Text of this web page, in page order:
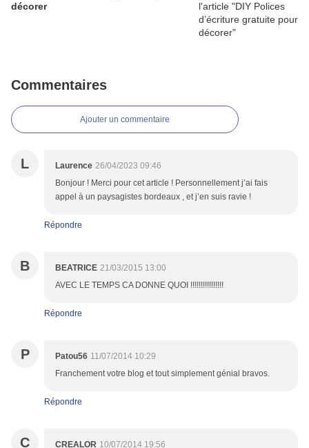
décorer
Commentaires
Ajouter un commentaire
L Laurence 26/04/2023 09:46
Bonjour ! Merci pour cet article ! Personnellement j’ai fais
appel à un paysagistes bordeaux , et j’en suis ravie !
Répondre
B BEATRICE 21/03/2015 13:00
AVEC LE TEMPS CA DONNE QUOI !!!!!!!!!!!!!!!!
Répondre
P Patou56 11/07/2014 10:29
Franchement votre blog et tout simplement génial bravos.
Répondre
C CREALOR 10/07/2014 19:56